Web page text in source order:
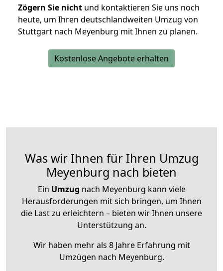
Zögern Sie nicht und kontaktieren Sie uns noch
heute, um Ihren deutschlandweiten Umzug von
Stuttgart nach Meyenburg mit Ihnen zu planen.
Kostenlose Angebote erhalten
Was wir Ihnen für Ihren Umzug
Meyenburg nach bieten
Ein Umzug nach Meyenburg kann viele
Herausforderungen mit sich bringen, um Ihnen
die Last zu erleichtern – bieten wir Ihnen unsere
Unterstützung an.
Wir haben mehr als 8 Jahre Erfahrung mit
Umzügen nach Meyenburg.